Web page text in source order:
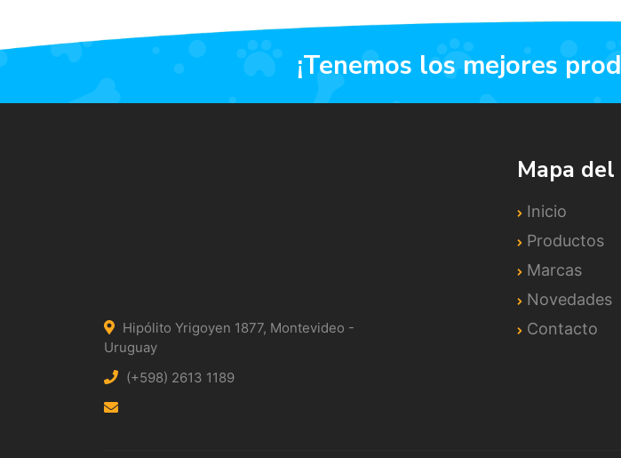
¡tenemos los mejores
Hipólito Yrigoyen 1877, Montevideo -
Uruguay
(+598) 2613 1189
Mapa
Inicio
Productos
Marcas
Novedades
Contacto